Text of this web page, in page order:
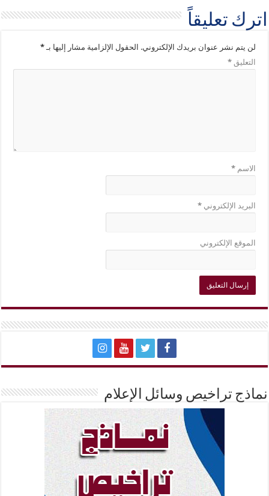
اترك تعليقاً
لن يتم نشر عنوان بريدك الإلكتروني. الحقول الإلزامية مشار إليها بـ*
التعليق*
الاسم*
البريد الإلكتروني*
الموقع الإلكتروني
نماذج تراخيص وسائل الإعلام